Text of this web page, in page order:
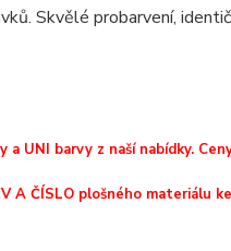
Skvělé probarvení,
UNI barvy z naší nabídky.
A ČÍSLO plošného materiálu